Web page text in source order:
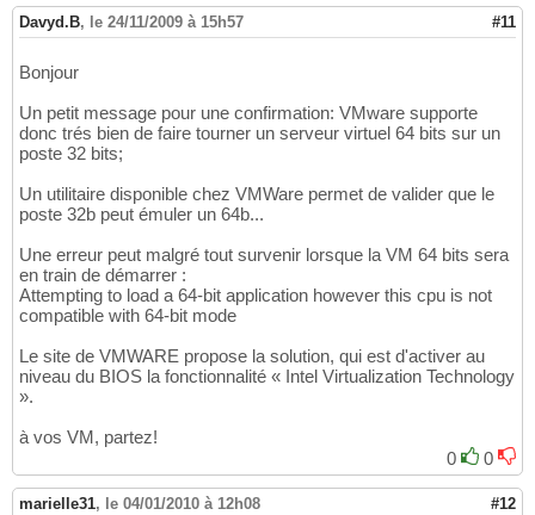
Davyd.B, le 24/11/2009 à 15h57 #11
Bonjour
Un petit message pour une confirmation: VMware supporte
donc trés bien de faire tourner un serveur virtuel 64 bits sur un
poste 32 bits;
Un utilitaire disponible chez VMWare permet de valider que le
poste 32b peut émuler un 64b...
Une erreur peut malgré tout survenir lorsque la VM 64 bits sera
en train de démarrer :
Attempting to load a 64-bit application however this cpu is not
compatible with 64-bit mode
Le site de VMWARE propose la solution, qui est d'activer au
niveau du BIOS la fonctionnalité « Intel Virtualization Technology
».
à vos VM, partez!
0
0
marielle31, le 04/01/2010 à 12h08 #12